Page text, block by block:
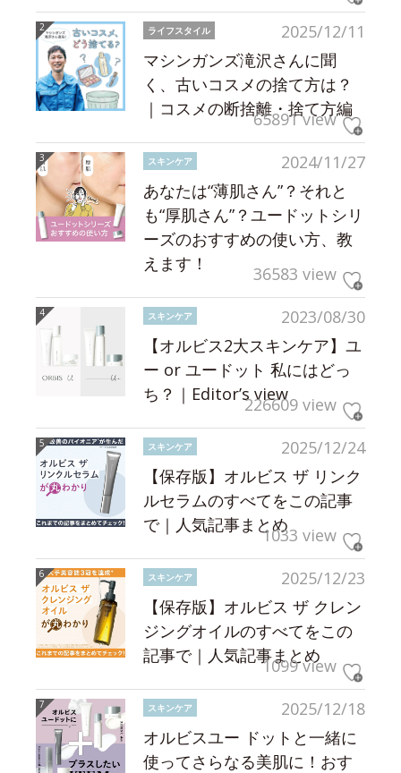
2025/12/11
ライフスタイル
マシンガンズ滝沢さんに聞
く、古いコスメの捨て方は？
｜コスメの断捨離・捨て方編
65891 view
2024/11/27
スキンケア
あなたは“薄肌さん”？それと
も“厚肌さん”？ユードットシリ
ーズのおすすめの使い方、教
えます！
36583 view
2023/08/30
スキンケア
【オルビス2大スキンケア】ユ
ー or ユードット 私にはどっ
ち？｜Editor’s view226609 view
2025/12/24
スキンケア
【保存版】オルビス ザ リンク
ルセラムのすべてをこの記事
で｜人気記事まとめ1033 view
2025/12/23
スキンケア
【保存版】オルビス ザ クレン
ジングオイルのすべてをこの
記事で｜人気記事まとめ
1099 view
2025/12/18
スキンケア
オルビスユー ドットと一緒に
使ってさらなる美肌に！おす